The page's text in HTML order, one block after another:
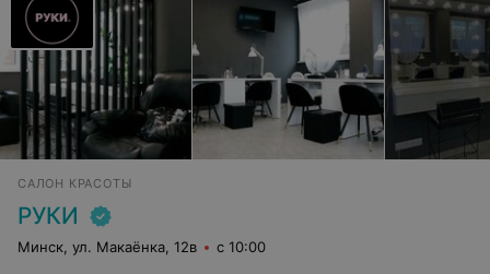
САЛОН КРАСОТЫ
РУКИ
Минск, ул. Макаёнка, 12в с 10:00